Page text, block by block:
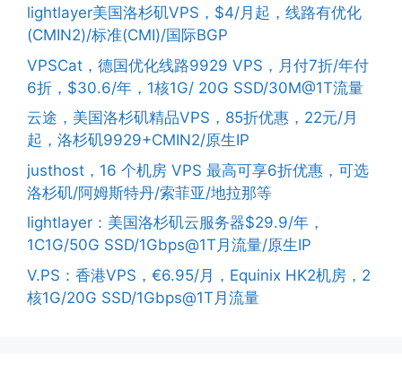
lightlayer美国洛杉矶VPS，$4/月起，线路有优化
(CMIN2)/标准(CMI)/国际BGP
VPSCat，德国优化线路9929 VPS，月付7折/年付
6折，$30.6/年，1核1G/ 20G SSD/30M@1T流量
云途，美国洛杉矶精品VPS，85折优惠，22元/月
起，洛杉矶9929+CMIN2/原生IP
justhost，16 个机房 VPS 最高可享6折优惠，可选
洛杉矶/阿姆斯特丹/索菲亚/地拉那等
lightlayer：美国洛杉矶云服务器$29.9/年，
1C1G/50G SSD/1Gbps@1T月流量/原生IP
V.PS：香港VPS，€6.95/月，Equinix HK2机房，2
核1G/20G SSD/1Gbps@1T月流量